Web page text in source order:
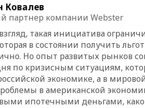
Ковалев
партнер компании Webster
такая инициатива
в состоянии получить
Но опыт развитых рынков
по кризисным ситуациям,
экономике, а в
в американской
ипотечными деньгами,